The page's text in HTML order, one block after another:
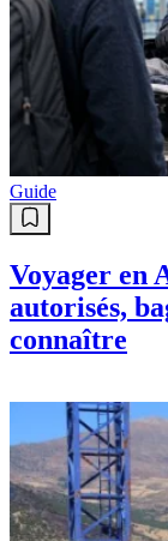
Guide
Voyager en
autorisés,
connaître